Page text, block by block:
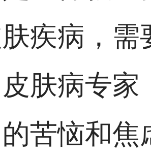
疾病，需
肤病专家
苦恼和焦